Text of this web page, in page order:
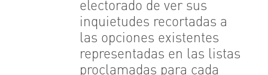
electorado de ver sus
inquietudes recortadas a
las opciones existentes
representadas en las listas
proclamadas para cada